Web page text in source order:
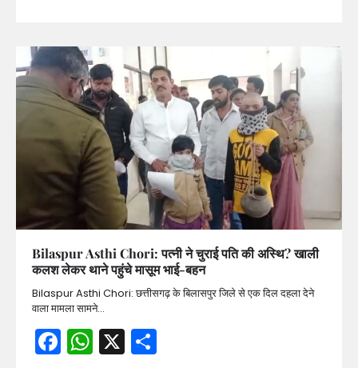
Bilaspur Asthi Chori: पत्नी ने चुराई पति की अस्थि? खाली
कलश लेकर थाने पहुंचे मासूम भाई-बहन
Bilaspur Asthi Chori: छत्तीसगढ़ के बिलासपुर जिले से एक दिल दहला देने
वाला मामला सामने…
Facebook
WhatsApp
X